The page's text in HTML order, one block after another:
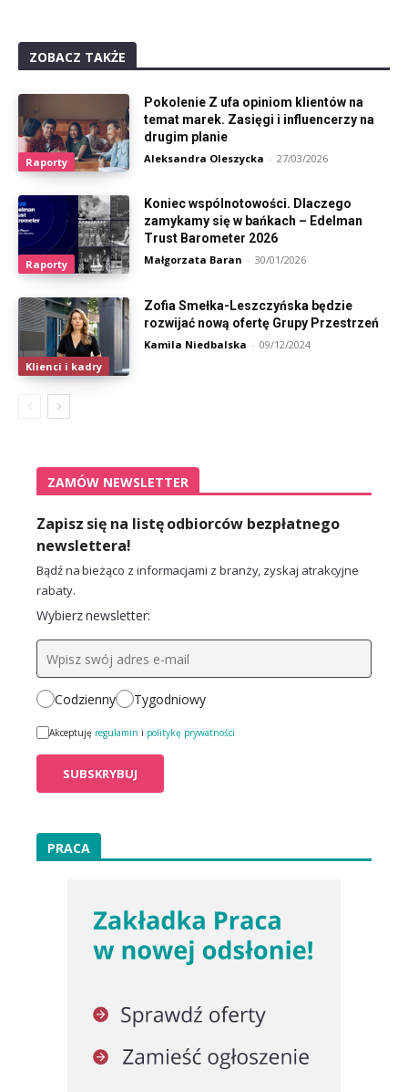
ZOBACZ TAKŻE
Raporty
Pokolenie Z ufa opiniom klientów na
temat marek. Zasięgi i influencerzy na
drugim planie
Aleksandra Oleszycka - 27/03/2026
Raporty
Koniec wspólnotowości. Dlaczego
zamykamy się w bańkach – Edelman
Trust Barometer 2026
Małgorzata Baran - 30/01/2026
Klienci i kadry
Zofia Smełka-Leszczyńska będzie
rozwijać nową ofertę Grupy Przestrzeń
Kamila Niedbalska - 09/12/2024
ZAMÓW NEWSLETTER
Zapisz się na listę odbiorców bezpłatnego
newslettera!
Bądź na bieżąco z informacjami z branży, zyskaj atrakcyjne
rabaty.
Wybierz newsletter:
Codzienny Tygodniowy
Akceptuję regulamin i politykę prywatności
PRACA